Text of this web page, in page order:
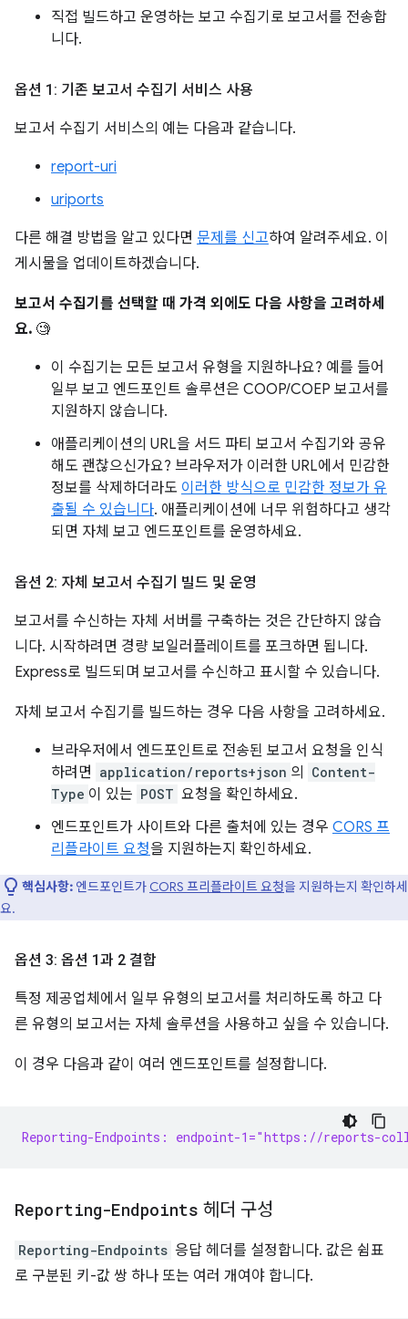
직접 빌드하고 운영하는 보고 수집기로 보고서를 전송합
니다.
옵션 1: 기존 보고서 수집기 서비스 사용
보고서 수집기 서비스의 예는 다음과 같습니다.
report-uri
uriports
다른 해결 방법을 알고 있다면 문제를 신고하여 알려주세요. 이
게시물을 업데이트하겠습니다.
보고서 수집기를 선택할 때 가격 외에도 다음 사항을 고려하세
요. 🧐
이 수집기는 모든 보고서 유형을 지원하나요? 예를 들어
일부 보고 엔드포인트 솔루션은 COOP/COEP 보고서를
지원하지 않습니다.
애플리케이션의 URL을 서드 파티 보고서 수집기와 공유
해도 괜찮으신가요? 브라우저가 이러한 URL에서 민감한
정보를 삭제하더라도 이러한 방식으로 민감한 정보가 유
출될 수 있습니다. 애플리케이션에 너무 위험하다고 생각
되면 자체 보고 엔드포인트를 운영하세요.
옵션 2: 자체 보고서 수집기 빌드 및 운영
보고서를 수신하는 자체 서버를 구축하는 것은 간단하지 않습
니다. 시작하려면 경량 보일러플레이트를 포크하면 됩니다.
Express로 빌드되며 보고서를 수신하고 표시할 수 있습니다.
자체 보고서 수집기를 빌드하는 경우 다음 사항을 고려하세요.
브라우저에서 엔드포인트로 전송된 보고서 요청을 인식
하려면 application/reports+json 의
Content-
Type 이 있는 POST 요청을 확인하세요.
엔드포인트가 사이트와 다른 출처에 있는 경우 CORS 프
리플라이트 요청을 지원하는지 확인하세요.
핵심사항: 엔드포인트가 CORS 프리플라이트 요청을 지원하는지 확인하세
요.
옵션 3: 옵션 1과 2 결합
특정 제공업체에서 일부 유형의 보고서를 처리하도록 하고 다
른 유형의 보고서는 자체 솔루션을 사용하고 싶을 수 있습니다.
이 경우 다음과 같이 여러 엔드포인트를 설정합니다.
Reporting-Endpoints: endpoint-1="https://reports-
Reporting-Endpoints 헤더 구성
Reporting-Endpoints 응답 헤더를 설정합니다. 값은 쉼표
로 구분된 키-값 쌍 하나 또는 여러 개여야 합니다.